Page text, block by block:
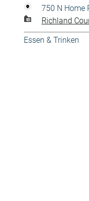
750 N Home
Richland
Essen & Trinken